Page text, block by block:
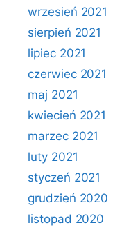
wrzesień 2021
sierpień 2021
lipiec 2021
czerwiec 2021
maj 2021
kwiecień 2021
marzec 2021
luty 2021
styczeń 2021
grudzień 2020
listopad 2020